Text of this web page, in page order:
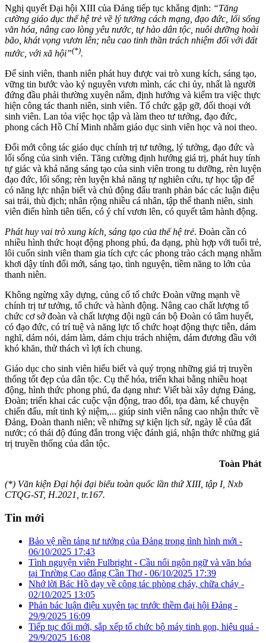
Nghị quyết Đại hội XIII của Đảng tiếp tục khẳng định: “Tăng
cường giáo dục thế hệ trẻ về lý tưởng cách mạng, đạo đức, lối sống
văn hóa, nâng cao lòng yêu nước, tự hào dân tộc, nuôi dưỡng hoài
bão, khát vọng vươn lên; nêu cao tinh thần trách nhiệm đối với đất
nước, với xã hội”(*).
Để sinh viên, thanh niên phát huy được vai trò xung kích, sáng tạo,
vững tin bước vào kỷ nguyên vươn mình, các chi ủy, nhất là người
đứng đầu phải thường xuyên nắm, định hướng và kiểm tra việc thực
hiện công tác thanh niên, sinh viên. Tổ chức gặp gỡ, đối thoại với
sinh viên. Lan tỏa việc học tập và làm theo tư tưởng, đạo đức,
phong cách Hồ Chí Minh nhằm giáo dục sinh viên học và noi theo.
Đổi mới công tác giáo dục chính trị tư tưởng, lý tưởng, đạo đức và
lối sống của sinh viên. Tăng cường định hướng giá trị, phát huy tính
tự giác và khả năng sáng tạo của sinh viên trong tu dưỡng, rèn luyện
đạo đức, lối sống; rèn luyện khả năng tự nghiên cứu, tự học tập để
có năng lực nhận biết và chủ động đấu tranh phản bác các luận điệu
sai trái, thù địch; nhân rộng nhiều cá nhân, tập thể thanh niên, sinh
viên điển hình tiên tiến, có ý chí vươn lên, có quyết tâm hành động.
Phát huy vai trò xung kích, sáng tạo của thế hệ trẻ. Đoàn cần có
nhiều hình thức hoạt động phong phú, đa dạng, phù hợp với tuổi trẻ,
lôi cuốn sinh viên tham gia tích cực các phong trào cách mạng nhằm
khơi dậy tính đổi mới, sáng tạo, tình nguyện, tiềm năng to lớn của
thanh niên.
Không ngừng xây dựng, củng cố tổ chức Đoàn vững mạnh về
chính trị tư tưởng, tổ chức và hành động. Nâng cao chất lượng tổ
chức cơ sở đoàn và chất lượng đội ngũ cán bộ Đoàn có tâm huyết,
có đạo đức, có trí tuệ và năng lực tổ chức hoạt động thực tiễn, dám
nghĩ, dám nói, dám làm, dám chịu trách nhiệm, dám đương đầu với
khó khăn, thử thách vì lợi ích chung.
Giáo dục cho sinh viên hiểu biết và quý trọng những giá trị truyền
thống tốt đẹp của dân tộc. Cụ thể hóa, triển khai bằng nhiều hoạt
động, hình thức phong phú, đa dạng như: Viết bài xây dựng Đảng,
Đoàn; triển khai các cuộc vận động, trao đổi, tọa đàm, kể chuyện
chiến đấu, mít tinh kỷ niệm,... giúp sinh viên nâng cao nhận thức về
Đảng, Đoàn thanh niên; về những sự kiện lịch sử, ngày lễ của đất
nước; có thái độ đúng đắn trong việc đánh giá, nhận thức những giá
trị truyền thống của dân tộc.
Toàn Phát
(*) Văn kiện Đại hội đại biểu toàn quốc lần thứ XIII, tập I, Nxb
CTQG-ST, H.2021, tr.167.
Tin mới
Bảo vệ nền tảng tư tưởng của Đảng trong tình hình mới -
06/10/2025 17:43
Tình nguyện viên Fulbright - Cầu nối ngôn ngữ và văn hóa
tại Trường Cao đẳng Cần Thơ - 06/10/2025 17:39
Nhớ lời Bác Hồ dạy về công tác phòng cháy, chữa cháy -
02/10/2025 13:05
Phản bác luận điệu xuyên tạc trước thềm đại hội Đảng -
29/9/2025 16:09
Tiếp tục đổi mới, sắp xếp tổ chức bộ máy tinh gọn, hiệu quả -
29/9/2025 16:08